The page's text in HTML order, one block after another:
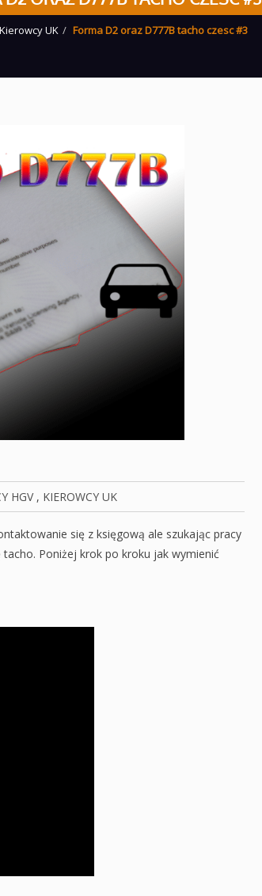
Kierowcy UK Forma D2 oraz D777B tacho czesc #3
HGV, KIEROWCY UK
się z księgową ale szukając pracy
Poniżej krok po kroku jak wymienić